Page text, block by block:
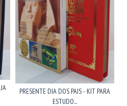
PRESENTE DIA DOS PAIS - KIT PARA
ESTUDO...